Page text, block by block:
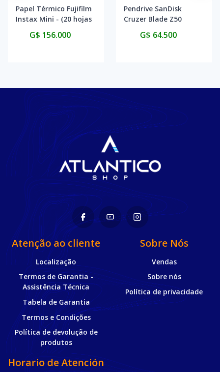
Papel Térmico Fujifilm
Instax Mini - (20 hojas
G$ 156.000
Pendrive SanDisk
Cruzer Blade Z50
G$ 64.500
Atenção ao cliente
Localização
Termos de Garantia -
Assistência Técnica
Tabela de Garantia
Termos e Condições
Política de devolução de
produtos
Sobre Nós
Vendas
Sobre nós
Política de privacidade
Horario de Atención